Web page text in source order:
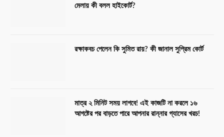
মেলায় কী বলল হাইকোর্ট?
রক্ষাকবচ পেলেন কি সুমিত রায়? কী জানাল সুপ্রিম কোর্ট
মাত্র ২ মিনিট সময় লাগবে! এই কাজটি না করলে ১৬
আগষ্টের পর বাড়তে পারে আপনার রান্নার গ্যাসের খরচ!